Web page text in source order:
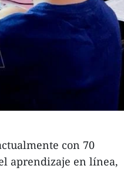
con 70
aprendizaje en línea,